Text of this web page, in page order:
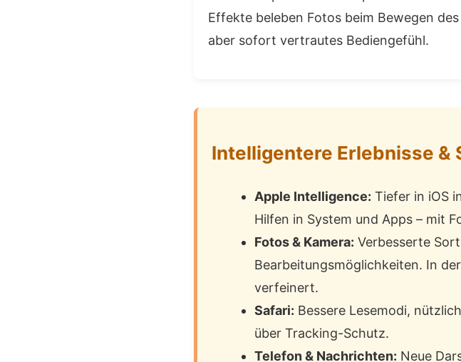
Effekte beleben Fotos beim Bewegen
aber sofort vertrautes Bediengefühl.
Intelligentere Erlebnisse &
Apple Intelligence: Tiefer in iOS
Hilfen in System und Apps – mit
Fotos & Kamera: Verbesserte
Bearbeitungsmöglichkeiten. In
verfeinert.
Safari: Bessere Lesemodi,
über Tracking-Schutz.
Telefon & Nachrichten: Neue